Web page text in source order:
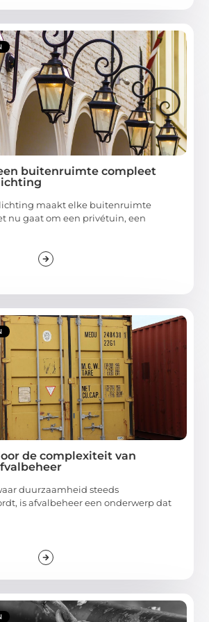
buitenruimte compleet
maakt elke buitenruimte
nu gaat om een privétuin, een
de complexiteit van
duurzaamheid steeds
is afvalbeheer een onderwerp dat